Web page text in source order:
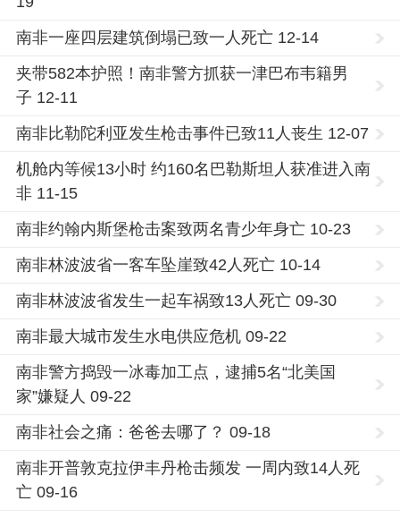
南非一座四层建筑倒塌已致一人死亡 12-14
夹带582本护照！南非警方抓获一津巴布韦籍男
子 12-11
南非比勒陀利亚发生枪击事件已致11人丧生 12-07
机舱内等候13小时 约160名巴勒斯坦人获准进入南
非 11-15
南非约翰内斯堡枪击案致两名青少年身亡 10-23
南非林波波省一客车坠崖致42人死亡 10-14
南非林波波省发生一起车祸致13人死亡 09-30
南非最大城市发生水电供应危机 09-22
南非警方捣毁一冰毒加工点，逮捕5名“北美国
家”嫌疑人 09-22
南非社会之痛：爸爸去哪了？ 09-18
南非开普敦克拉伊丰丹枪击频发 一周内致14人死
亡 09-16